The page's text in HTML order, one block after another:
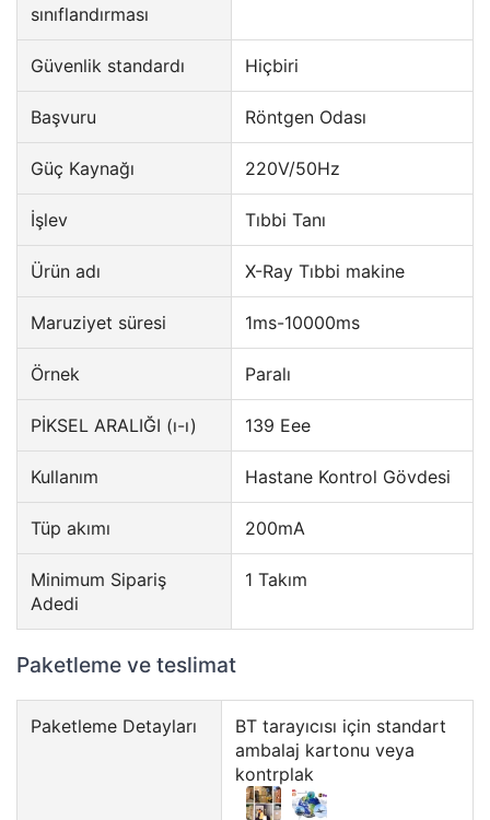
sınıflandırması
Güvenlik standardı Hiçbiri
Başvuru Röntgen Odası
Güç Kaynağı 220V/50Hz
İşlev Tıbbi Tanı
Ürün adı X-Ray Tıbbi makine
Maruziyet süresi 1ms-10000ms
Örnek Paralı
PİKSEL ARALIĞI (ı-ı) 139 Eee
Kullanım Hastane Kontrol Gövdesi
Tüp akımı 200mA
Minimum Sipariş
Adedi
1 Takım
Paketleme ve teslimat
Paketleme Detayları
BT tarayıcısı için standart
ambalaj kartonu veya
kontrplak